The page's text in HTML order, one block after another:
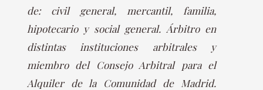
de: civil general, mercantil, familia,
hipotecario y social general. Árbitro en
distintas instituciones arbitrales y
miembro del Consejo Arbitral para el
Alquiler de la Comunidad de Madrid.